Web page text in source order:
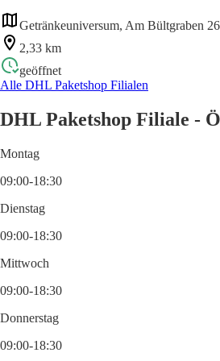
Getränkeuniversum, Am Bültgraben
2,33 km
geöffnet
Alle DHL Paketshop Filialen
DHL Paketshop Filiale -
Montag
09:00-18:30
Dienstag
09:00-18:30
Mittwoch
09:00-18:30
Donnerstag
09:00-18:30